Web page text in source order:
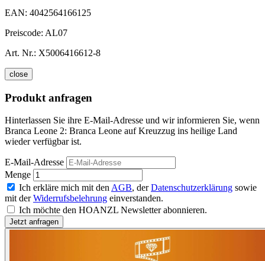
EAN: 4042564166125
Preiscode: AL07
Art. Nr.: X5006416612-8
close
Produkt anfragen
Hinterlassen Sie ihre E-Mail-Adresse und wir informieren Sie, wenn
Branca Leone 2: Branca Leone auf Kreuzzug ins heilige Land
wieder verfügbar ist.
E-Mail-Adresse
Menge
Ich erkläre mich mit den AGB, derDatenschutzerklärung sowie
mit derWiderrufsbelehrung einverstanden.
Ich möchte den HOANZL Newsletter abonnieren.